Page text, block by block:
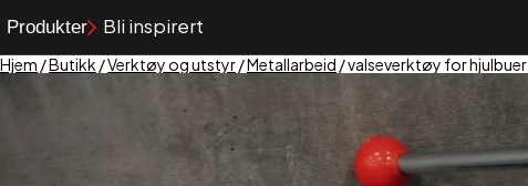
Produkter Bli inspirert
Hjem /Butikk /Verktøy og utstyr/Metallarbeid / valseverktøy for hjulbuer